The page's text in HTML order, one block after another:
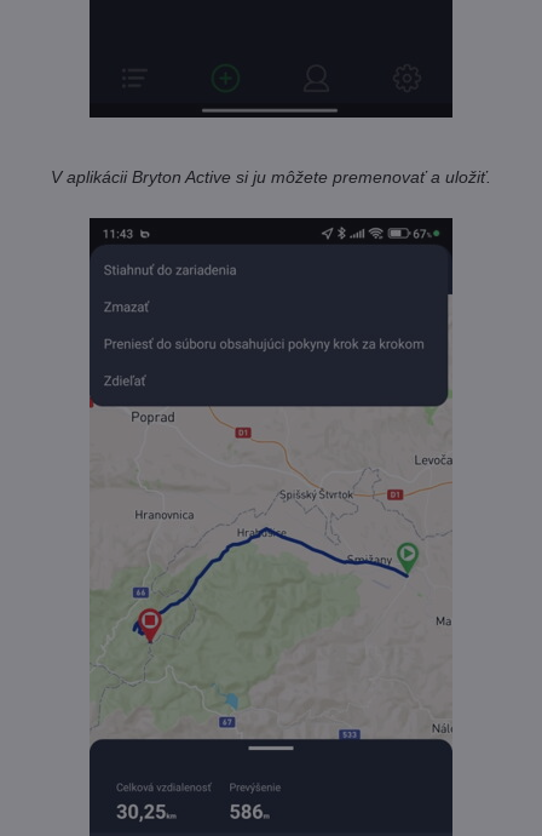
V aplikácii Bryton Active si ju môžete premenovať a uložiť.